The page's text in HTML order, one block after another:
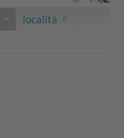
località